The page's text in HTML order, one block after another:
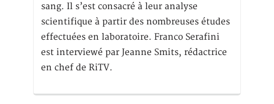
sang. Il s’est consacré à leur analyse
scientifique à partir des nombreuses études
effectuées en laboratoire. Franco Serafini
est interviewé par Jeanne Smits, rédactrice
en chef de RiTV.